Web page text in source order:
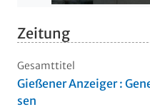
Zeitung
Gesamttitel
Gießener Anzeiger :
sen